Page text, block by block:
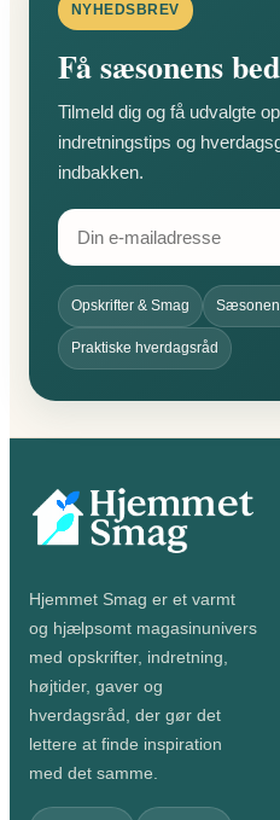
NYHEDSBREV
Få sæsonens
Tilmeld dig og få udvalgte
indretningstips og
indbakken.
Opskrifter & Smag
Praktiske hverdagsråd
Hjemmet Smag er et varmt
og hjælpsomt magasinunivers
med opskrifter, indretning,
højtider, gaver og
hverdagsråd, der gør det
lettere at finde inspiration
med det samme.